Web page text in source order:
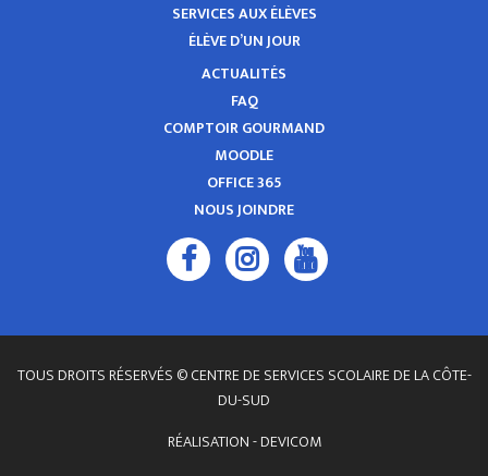
SERVICES AUX ÉLÈVES
ÉLÈVE D’UN JOUR
ACTUALITÉS
FAQ
COMPTOIR GOURMAND
MOODLE
OFFICE 365
NOUS JOINDRE
TOUS DROITS RÉSERVÉS © CENTRE DE SERVICES SCOLAIRE DE LA CÔTE-
DU-SUD
RÉALISATION -DEVICOM